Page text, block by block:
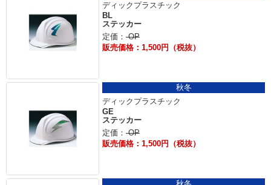
ディックプラスチック
BL
ステッカー
定価： OP
販売価格：1,500円（税抜）
秋冬
ディックプラスチック
GE
ステッカー
定価： OP
販売価格：1,500円（税抜）